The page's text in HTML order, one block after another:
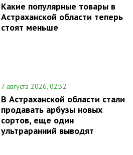
Какие популярные товары в
Астраханской области теперь
стоят меньше
7 августа 2026, 02:32
В Астраханской области стали
продавать арбузы новых
сортов, еще один
ультраранний выводят